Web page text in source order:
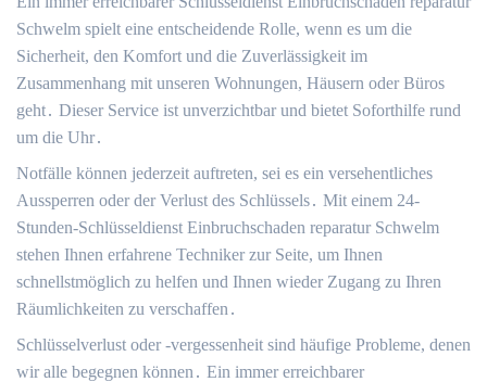
Schwelm spielt eine entscheidende Rolle, wenn es um die
Sicherheit, den Komfort und die Zuverlässigkeit im
Zusammenhang mit unseren Wohnungen, Häusern oder Büros
geht․ Dieser Service ist unverzichtbar und bietet Soforthilfe rund
um die Uhr․
Notfälle können jederzeit auftreten, sei es ein versehentliches
Aussperren oder der Verlust des Schlüssels․ Mit einem 24-
Stunden-Schlüsseldienst Einbruchschaden reparatur Schwelm
stehen Ihnen erfahrene Techniker zur Seite, um Ihnen
schnellstmöglich zu helfen und Ihnen wieder Zugang zu Ihren
Räumlichkeiten zu verschaffen․
Schlüsselverlust oder -vergessenheit sind häufige Probleme, denen
wir alle begegnen können․ Ein immer erreichbarer